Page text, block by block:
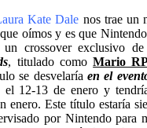
Kate Dale nos trae un
oímos y es que
un crossover exclusivo
, titulado comoMario
se desvelaría en el
el 12-13 de enero y
enero. Este título estaría
por Nintendo para